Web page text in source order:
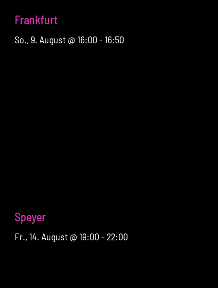
Frankfurt
So., 9. August @ 16:00 -16:50
Speyer
Fr., 14. August @ 19:00 - 22:00